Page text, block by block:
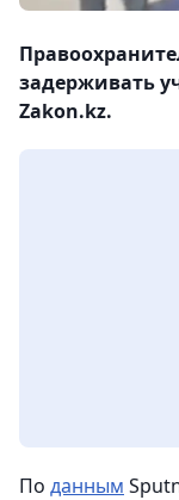
задерживать
Zakon.kz.
По данным